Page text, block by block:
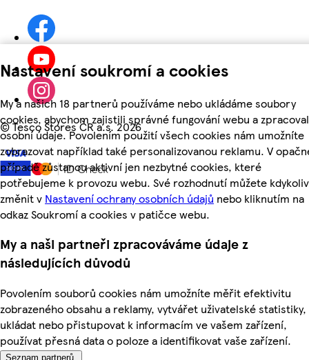
Nastavení soukromí a cookies
My a našich 18 partnerů používáme nebo ukládáme soubory
cookies, abychom zajistili správné fungování webu a
osobní údaje. Povolením použití všech cookies nám umožníte
zobrazovat například také personalizovanou reklamu. V
případě zůstanou aktivní jen nezbytné cookies, které
potřebujeme k provozu webu. Své rozhodnutí můžete kdykoliv
změnit v Nastavení ochrany osobních údajů nebo kliknutím na
odkaz Soukromí a cookies v patičce webu.
My a naši partneři zpracováváme údaje z
následujících důvodů
Povolením souborů cookies nám umožníte měřit efektivitu
zobrazeného obsahu a reklamy, vytvářet uživatelské statistiky,
ukládat nebo přistupovat k informacím ve vašem zařízení,
používat přesná data o poloze a identifikovat vaše zařízení.
Seznam partnerů.
©Tesco Stores ČR a.s. 2026